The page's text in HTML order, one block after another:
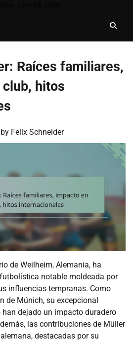
Raíces familiares,
hitos
by Felix Schneider
de Weilheim, Alemania, ha
notable moldeada por
influencias tempranas. Como
de Múnich, su excepcional
dejado un impacto duradero
las contribuciones de Müller
destacadas por su